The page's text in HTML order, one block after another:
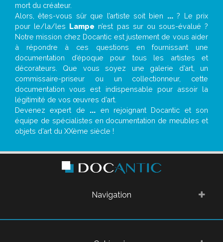
mort du créateur.
Alors, êtes-vous sûr que l’artiste soit bien ...? Le prix
pour le/la/les Lampe n’est pas sur ou sous-évalué ?
Notre mission chez Docantic est justement de vous aider
à répondre à ces questions en fournissant une
documentation d’époque pour tous les artistes et
décorateurs. Que vous soyez une galerie d’art, un
commissaire-priseur ou un collectionneur, cette
documentation vous est indispensable pour assoir la
légitimité de vos œuvres d’art.
Devenez expert de ... en rejoignant Docantic et son
équipe de spécialistes en documentation de meubles et
objets d’art du XXème siècle !
Navigation